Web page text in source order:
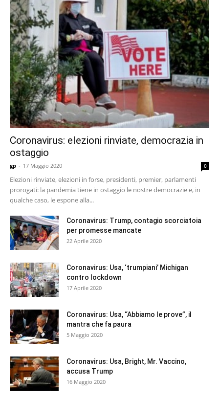
Coronavirus: elezioni rinviate, democrazia in
ostaggio
gp - 17 Maggio 2020 0
Elezioni rinviate, elezioni in forse, presidenti, premier, parlamenti
prorogati: la pandemia tiene in ostaggio le nostre democrazie e, in
qualche caso, le espone alla...
Coronavirus: Trump, contagio scorciatoia
per promesse mancate
22 Aprile 2020
Coronavirus: Usa, ‘trumpiani’ Michigan
contro lockdown
17 Aprile 2020
Coronavirus: Usa, “Abbiamo le prove”, il
mantra che fa paura
5 Maggio 2020
Coronavirus: Usa, Bright, Mr. Vaccino,
accusa Trump
16 Maggio 2020